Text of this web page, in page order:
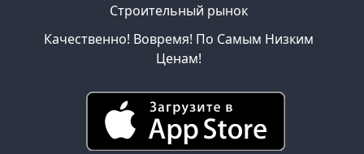
Строительный рынок
Качественно! Вовремя! По Самым Низким
Ценам!